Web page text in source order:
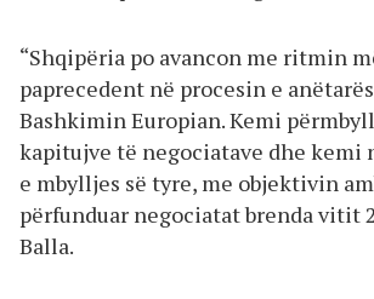
“Shqipëria po avancon me ritmin
paprecedent në procesin e
Bashkimin Europian. Kemi
kapitujve të negociatave dhe kemi
e mbylljes së tyre, me objektivin
përfunduar negociatat brenda vitit
Balla.